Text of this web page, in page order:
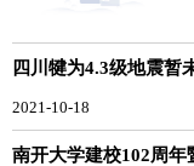
四川犍为4.3级地震暂
2021-10-18
南开大学建校102周年